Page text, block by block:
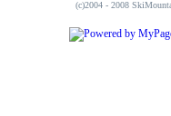
(c)2004 - 2008